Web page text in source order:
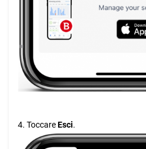
4. ToccareEsci.